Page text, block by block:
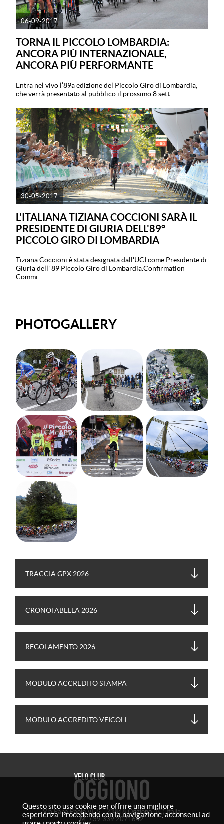
06-09-2017
TORNA IL PICCOLO LOMBARDIA:
ANCORA PIÙ INTERNAZIONALE,
ANCORA PIÙ PERFORMANTE
Entra nel vivo l’89a edizione del Piccolo Giro di Lombardia,
che verrà presentato al pubblico il prossimo 8 sett
30-05-2017
L'ITALIANA TIZIANA COCCIONI SARÀ IL
PRESIDENTE DI GIURIA DELL'89°
PICCOLO GIRO DI LOMBARDIA
Tiziana Coccioni è stata designata dall'UCI come Presidente di
Giuria dell' 89 Piccolo Giro di Lombardia.Confirmation
Commi
PHOTOGALLERY
TRACCIA GPX 2026
CRONOTABELLA 2026
REGOLAMENTO 2026
MODULO ACCREDITO STAMPA
MODULO ACCREDITO VEICOLI
Via Papa Paolo VI, 5 -23848 Oggiono (LC)Italia
M.+39 339 2071642
Questo sito usa cookie per offrire una migliore
esperienza. Procedendo con la navigazione, acconsenti ad